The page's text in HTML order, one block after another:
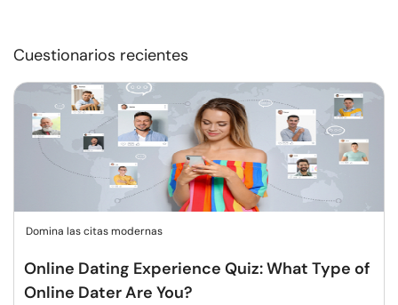
Cuestionarios recientes
Domina las citas modernas
Online Dating Experience Quiz: What Type of
Online Dater Are You?